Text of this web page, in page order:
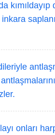
onları